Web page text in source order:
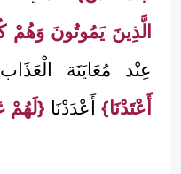
الَّذِينَ يَمُوتُونَ وَهُمْ
عِنْد مُعَايَنَة
أَعْتَدْنَا} أَعْدَدْنَا {لَهُمْ